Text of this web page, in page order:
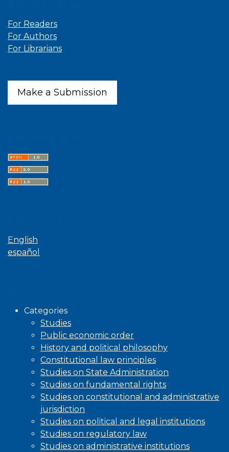
For Readers
For Authors
For Librarians
Make a Submission
English
español
Categories
Studies
Public economic order
History and political philosophy
Constitutional law principles
Studies on State Administration
Studies on fundamental rights
Studies on constitutional and administrative
jurisdiction
Studies on political and legal institutions
Studies on regulatory law
Studies on administrative institutions